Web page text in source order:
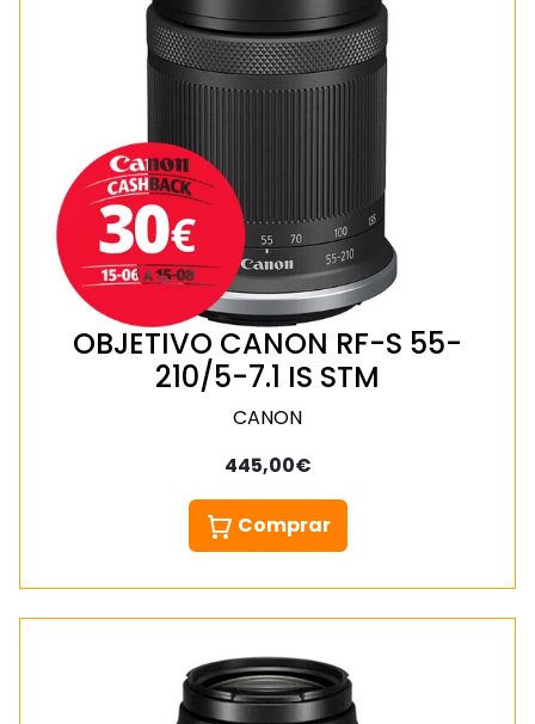
OBJETIVO CANON RF-S 55-
210/5-7.1 IS STM
CANON
445,00€
Comprar